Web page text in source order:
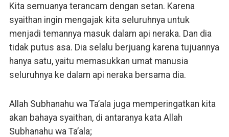
Kita semuanya terancam dengan setan. Karena
syaithan ingin mengajak kita seluruhnya untuk
menjadi temannya masuk dalam api neraka. Dan dia
tidak putus asa. Dia selalu berjuang karena tujuannya
hanya satu, yaitu memasukkan umat manusia
seluruhnya ke dalam api neraka bersama dia.
Allah Subhanahu wa Ta’ala juga memperingatkan kita
akan bahaya syaithan, di antaranya kata Allah
Subhanahu wa Ta’ala;